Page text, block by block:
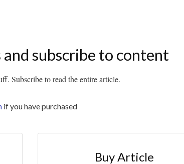
subscribe to content
Subscribe to read the entire article.
if you have purchased
Buy Article